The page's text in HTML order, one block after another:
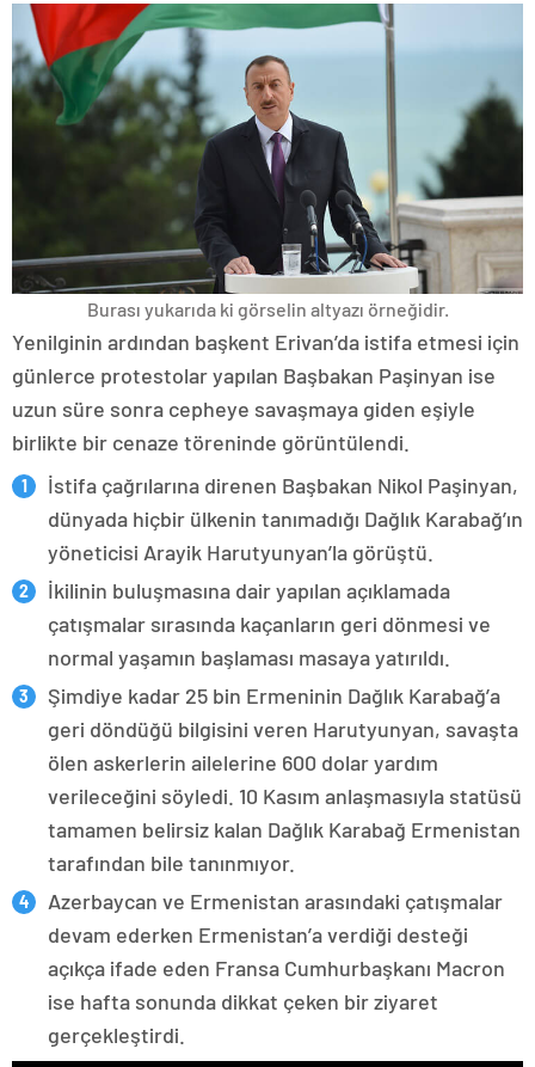
Burası yukarıda ki görselin altyazı örneğidir.
Yenilginin ardından başkent Erivan’da istifa etmesi için
günlerce protestolar yapılan Başbakan Paşinyan ise
uzun süre sonra cepheye savaşmaya giden eşiyle
birlikte bir cenaze töreninde görüntülendi.
İstifa çağrılarına direnen Başbakan Nikol Paşinyan,
dünyada hiçbir ülkenin tanımadığı Dağlık Karabağ’ın
yöneticisi Arayik Harutyunyan’la görüştü.
İkilinin buluşmasına dair yapılan açıklamada
çatışmalar sırasında kaçanların geri dönmesi ve
normal yaşamın başlaması masaya yatırıldı.
Şimdiye kadar 25 bin Ermeninin Dağlık Karabağ’a
geri döndüğü bilgisini veren Harutyunyan, savaşta
ölen askerlerin ailelerine 600 dolar yardım
verileceğini söyledi. 10 Kasım anlaşmasıyla statüsü
tamamen belirsiz kalan Dağlık Karabağ Ermenistan
tarafından bile tanınmıyor.
Azerbaycan ve Ermenistan arasındaki çatışmalar
devam ederken Ermenistan’a verdiği desteği
açıkça ifade eden Fransa Cumhurbaşkanı Macron
ise hafta sonunda dikkat çeken bir ziyaret
gerçekleştirdi.